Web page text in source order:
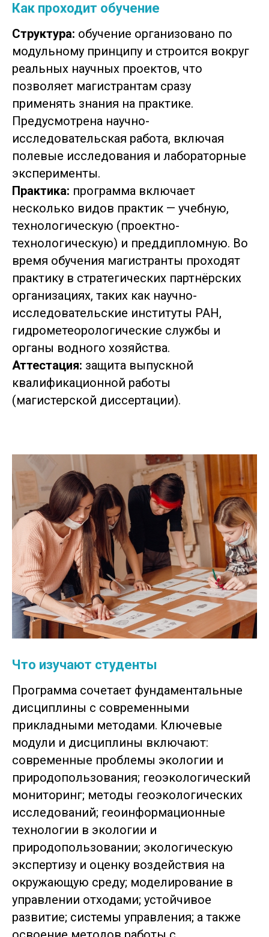
Как проходит обучение
Структура: обучение организовано по
модульному принципу и строится вокруг
реальных научных проектов, что
позволяет магистрантам сразу
применять знания на практике.
Предусмотрена научно-
исследовательская работа, включая
полевые исследования и лабораторные
эксперименты.
Практика: программа включает
несколько видов практик — учебную,
технологическую (проектно-
технологическую) и преддипломную. Во
время обучения магистранты проходят
практику в стратегических партнёрских
организациях, таких как научно-
исследовательские институты РАН,
гидрометеорологические службы и
органы водного хозяйства.
Аттестация: защита выпускной
квалификационной работы
(магистерской диссертации).
Что изучают студенты
Программа сочетает фундаментальные
дисциплины с современными
прикладными методами. Ключевые
модули и дисциплины включают:
современные проблемы экологии и
природопользования; геоэкологический
мониторинг; методы геоэкологических
исследований; геоинформационные
технологии в экологии и
природопользовании; экологическую
экспертизу и оценку воздействия на
окружающую среду; моделирование в
управлении отходами; устойчивое
развитие; системы управления; а также